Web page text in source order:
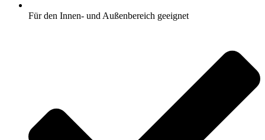
Für den Innen- und Außenbereich geeignet